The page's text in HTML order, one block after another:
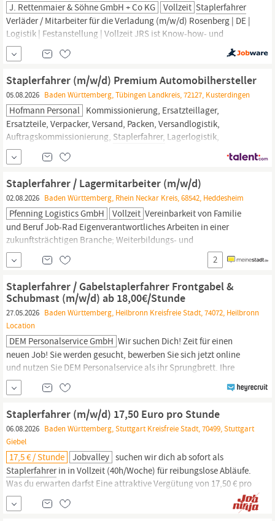
J. Rettenmaier & Söhne GmbH + Co KG Vollzeit Staplerfahrer
Verläder / Mitarbeiter für die Verladung (m/w/d) Rosenberg | DE |
Logistik | Festanstellung | Vollzeit JRS ist Know-how- und
Weltmarktführer für nachhaltige und funktionale Pflanzenfaser-
Technologie. Als attraktiver Arbeitgeber wachsen wir in der
Region und rund um den Globus. Dadurch können wir unseren
Mitarbeiter innen neben einem sicheren
Staplerfahrer (m/w/d) Premium Automobilhersteller
05.08.2026 Baden Württemberg, Tübingen Landkreis, 72127, Kusterdingen
Hofmann Personal Kommissionierung, Ersatzteillager,
Ersatzteile, Verpacker, Versand, Packen, Versandlogistik,
Auftragskommissionierung, Staplerfahrer, Lagerlogistik,
Gabelstaplerfahrer, Staplerschein, Fahrer Klasse B, Tagschicht
Staplerfahrer / Lagermitarbeiter (m/w/d)
02.08.2026 Baden Württemberg, Rhein Neckar Kreis, 68542, Heddesheim
Pfenning Logistics GmbH Vollzeit Vereinbarkeit von Familie
und Beruf Job-Rad Eigenverantwortliches Arbeiten in einer
zukunftsträchtigen Branche; Weiterbildungs- und
Entwicklungsmöglichkeiten durch unsere hauseigene Academy
sowie fachbezogene Weiterbildung Be- und Entladung von Waren
und Materialien Ein- und Auslagerung im Hochregal- und
Schmalganglager Innerbetrieblicher Transport mittels...
2
Staplerfahrer / Gabelstaplerfahrer Frontgabel &
Schubmast (m/w/d) ab 18,00€/Stunde
27.05.2026 Baden Württemberg, Heilbronn Kreisfreie Stadt, 74072, Heilbronn
Location
DEM Personalservice GmbH Wir suchen Dich! Zeit für einen
neuen Job! Sie werden gesucht, bewerben Sie sich jetzt online
und nutzen Sie DEM Personalservice als ihr Sprungbrett. Ihre
Aufgaben Be- und Entladen von Lkw Sicherer Transport von
Waren mit verschiedenen Gabelstaplern Kommissionierung und
Verpackung von Ware Ihr Profil Gültiger Staplerschein
Schichtbereitschaft und Teamfähigkeit...
Staplerfahrer (m/w/d) 17,50 Euro pro Stunde
06.08.2026 Baden Württemberg, Stuttgart Kreisfreie Stadt, 70499, Stuttgart
Giebel
17,5 € / Stunde Jobvalley suchen wir dich ab sofort als
Staplerfahrerin in Vollzeit (40h/Woche) für reibungslose Abläufe.
Was du erwarten darfst Eine attraktive Vergütung von 17,50 € pro
Stunde Vertragslaufzeit von 12 Monaten mit konkreter Chance auf
Übernahme Zusätzliche Leistungen wie Weihnachts- und